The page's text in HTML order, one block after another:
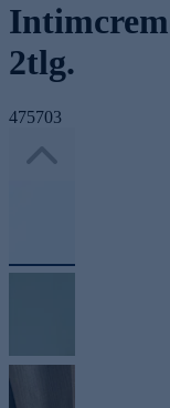
2tlg.
475703